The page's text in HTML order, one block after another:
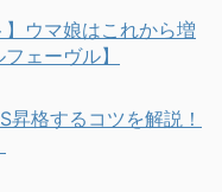
】ウマ娘はこれから増
ェーヴル】
格するコツを解説！